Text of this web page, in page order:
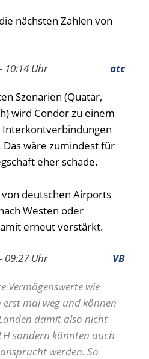
nächsten Zahlen von
10:14 Uhr atc
Szenarien (Quatar,
wird Condor zu einem
wäre zumindest für
eher schade.
von deutschen Airports
Westen oder
erneut verstärkt.
09:27 Uhr VB
Vermögenswerte wie
mal weg und können
damit also nicht
sondern könnten auch
werden. So